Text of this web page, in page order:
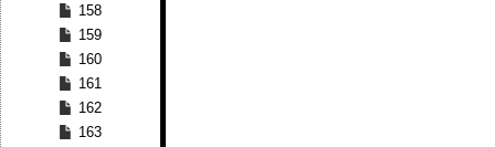
158
159
160
161
162
163